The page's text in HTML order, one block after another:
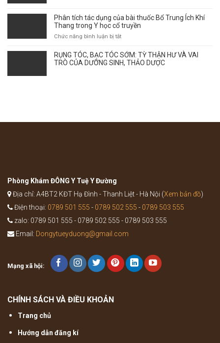
điểm
giao
mùa
ảnh
tới
sự
nào?
Phân tích tác dụng của bài thuốc Bổ Trung Ích Khí
Thang trong Y học cổ truyền
Chức năng bình luận bị tắtở
tích
tác
RỤNG TÓC, BẠC TÓC SỚM: TỲ THẬN HƯ VÀ VAI
TRÒ CỦA DƯỠNG SINH, THẢO DƯỢC
Phòng Khám ĐÔNG Y Tuệ Y Đường
Địa chỉ: A4BT2 KĐT Hạ Đình - Thanh Liệt - Hà Nội (Xem bản đồ)
Điện thoại: 0789 501 555 - 0789 502 555 - 0789 503 555
zalo: 0789 501 555 - 0789 502 555 - 0789 503 555
Email: Dongytueyduong@gmail.com
Mạng xã hội:
CHÍNH SÁCH VÀ ĐIỀU KHOẢN
Trang chủ
Hướng dẫn đăng kí